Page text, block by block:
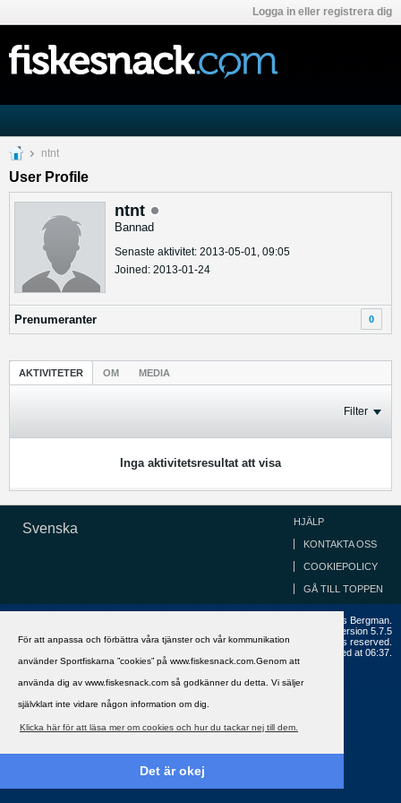
För att anpassa och förbättra våra tjänster och vår kommunikation
använder Sportfiskarna ”cookies” på www.fiskesnack.com.Genom att
använda dig av www.fiskesnack.com så godkänner du detta. Vi säljer
självklart inte vidare någon information om dig.
Klicka här för att läsa mer om cookies och hur du tackar nej till dem.
Det är okej
Logga in eller registrera dig
ntnt
User Profile
ntnt
Bannad
Senaste aktivitet: 2013-05-01, 09:05
Joined: 2013-01-24
Prenumeranter 0
AKTIVITETER OM MEDIA
Filter
Inga aktivitetsresultat att visa
Svenska HJÄLP
KONTAKTA OSS
COOKIEPOLICY
GÅ TILL TOPPEN
Copyright ©2002 - 2021, FiskeSnack.com. Grundad 2002 av Anders Bergman.
Version 5.7.5
Copyright © 2026 MH Sub I, LLC dba vBulletin. All rights reserved.
All times are GMT+1. This page was generated at 06:37.